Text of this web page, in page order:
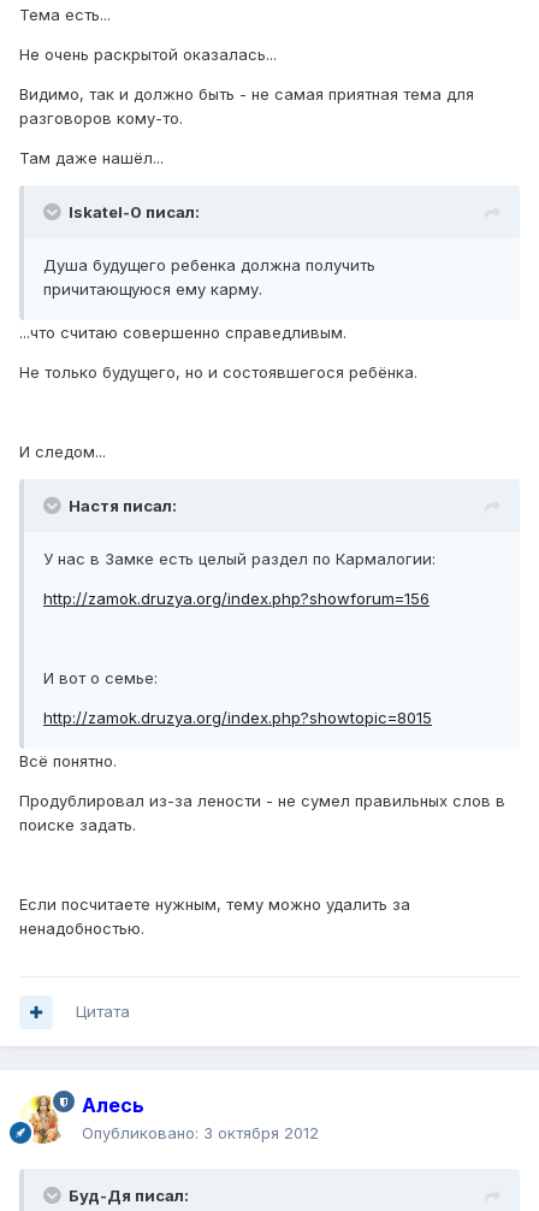
Тема есть...
Не очень раскрытой оказалась...
Видимо, так и должно быть - не самая приятная тема для
разговоров кому-то.
Там даже нашёл...
Iskatel-0 писал:
Душа будущего ребенка должна получить
причитающуюся ему карму.
...что считаю совершенно справедливым.
Не только будущего, но и состоявшегося ребёнка.
И следом...
Настя писал:
У нас в Замке есть целый раздел по Кармалогии:
http://zamok.druzya.org/index.php?showforum=156
И вот о семье:
http://zamok.druzya.org/index.php?showtopic=8015
Всё понятно.
Продублировал из-за лености - не сумел правильных слов в
поиске задать.
Если посчитаете нужным, тему можно удалить за
ненадобностью.
Цитата
Алесь
Опубликовано: 3 октября 2012
Буд-Дя писал: